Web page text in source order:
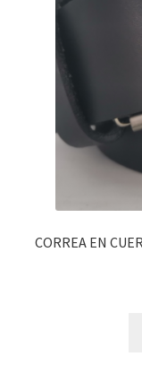
CORREA EN